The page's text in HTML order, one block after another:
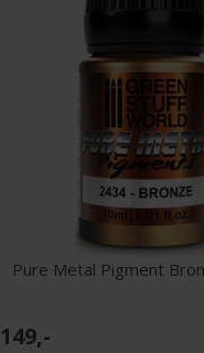
Pure Metal Pigment
149,-